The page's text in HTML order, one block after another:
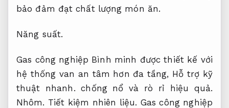
bảo đảm đạt chất lượng món ăn.
Năng suất.
Gas công nghiệp Bình minh được thiết kế với
hệ thống van an tâm hơn đa tầng, Hỗ trợ kỹ
thuật nhanh. chống nổ và rò rỉ hiệu quả.
Nhôm. Tiết kiệm nhiên liệu. Gas công nghiệp